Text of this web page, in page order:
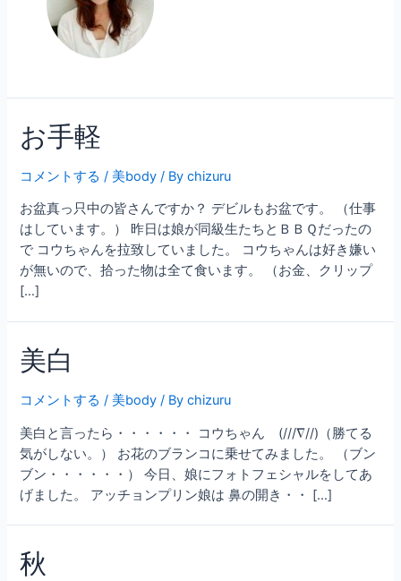
お手軽
コメントする / 美body / Bychizuru
お盆真っ只中の皆さんですか？ デビルもお盆です。 （仕事
はしています。） 昨日は娘が同級生たちとＢＢＱだったの
で コウちゃんを拉致していました。 コウちゃんは好き嫌い
が無いので、拾った物は全て食います。 （お金、クリップ
[…]
美白
コメントする / 美body / Bychizuru
美白と言ったら・・・・・・ コウちゃん (///∇//)（勝てる
気がしない。） お花のブランコに乗せてみました。 （ブン
ブン・・・・・・） 今日、娘にフォトフェシャルをしてあ
げました。 アッチョンプリン娘は 鼻の開き・・ […]
秋